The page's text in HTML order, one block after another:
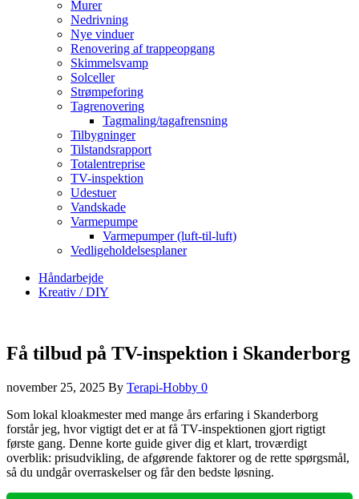
Murer
Nedrivning
Nye vinduer
Renovering af trappeopgang
Skimmelsvamp
Solceller
Strømpeforing
Tagrenovering
Tagmaling/tagafrensning
Tilbygninger
Tilstandsrapport
Totalentreprise
TV-inspektion
Udestuer
Vandskade
Varmepumpe
Varmepumper (luft-til-luft)
Vedligeholdelsesplaner
Håndarbejde
Kreativ / DIY
Få tilbud på TV-inspektion i Skanderborg
november 25, 2025 By Terapi-Hobby 0
Som lokal kloakmester med mange års erfaring i Skanderborg
forstår jeg, hvor vigtigt det er at få TV-inspektionen gjort rigtigt
første gang. Denne korte guide giver dig et klart, troværdigt
overblik: prisudvikling, de afgørende faktorer og de rette spørgsmål,
så du undgår overraskelser og får den bedste løsning.